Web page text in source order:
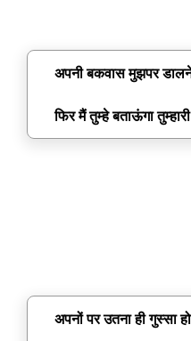
अपनी बकवास मुझपर
फिर मैं तुम्हे बताऊंगा
अपनों पर उतना ही गुस्सा